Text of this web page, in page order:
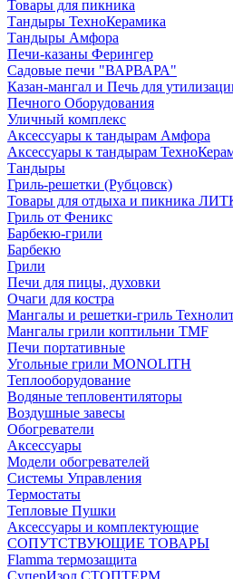
Товары для пикника
Тандыры ТехноКерамика
Тандыры Амфора
Печи-казаны Ферингер
Садовые печи "ВАРВАРА"
Казан-мангал и Печь для
Печного Оборудования
Уличный комплекс
Аксессуары к тандырам Амфора
Аксессуары к тандырам
Тандыры
Гриль-решетки (Рубцовск)
Товары для отдыха и пикника
Гриль от Феникс
Барбекю-грили
Барбекю
Грили
Печи для пицы, духовки
Очаги для костра
Мангалы и решетки-гриль
Мангалы грили коптильни TMF
Печи портативные
Угольные грили MONOLITH
Теплооборудование
Водяные тепловентиляторы
Воздушные завесы
Обогреватели
Аксессуары
Модели обогревателей
Системы Управления
Термостаты
Тепловые Пушки
Аксессуары и комплектующие
СОПУТСТВУЮЩИЕ ТОВАРЫ
Flamma термозащита
СуперИзол СТОПТЕРМ